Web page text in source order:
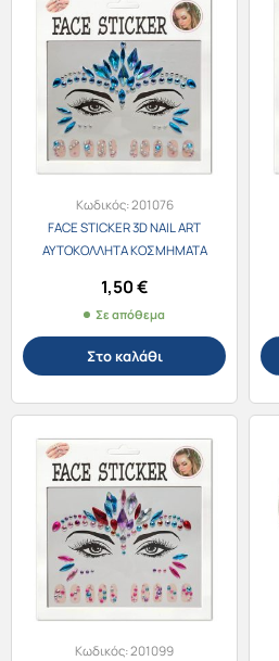
Κωδικός:201076
FACE STICKER 3D NAIL ART
ΑΥΤΟΚΟΛΛΗΤΑ ΚΟΣΜΗΜΑΤΑ
ΜΠΛΕ
1,50€
Σε απόθεμα
Στο καλάθι
Κωδικός:201099